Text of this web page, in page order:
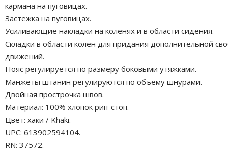
кармана на пуговицах.
Застежка на пуговицах.
Усиливающие накладки на коленях и в области сидения.
Складки в области колен для придания дополнительной
движений.
Пояс регулируется по размеру боковыми утяжками.
Манжеты штанин регулируются по объему шнурами.
Двойная прострочка швов.
Материал: 100% хлопок рип-стоп.
Цвет: хаки / Khaki.
UPC: 613902594104.
RN: 37572.